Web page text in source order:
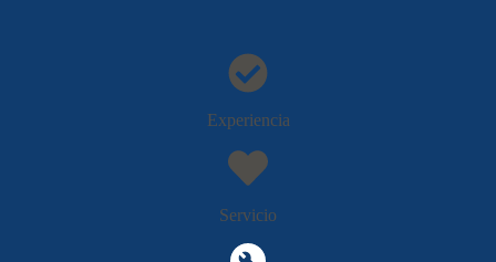
Experiencia
Servicio